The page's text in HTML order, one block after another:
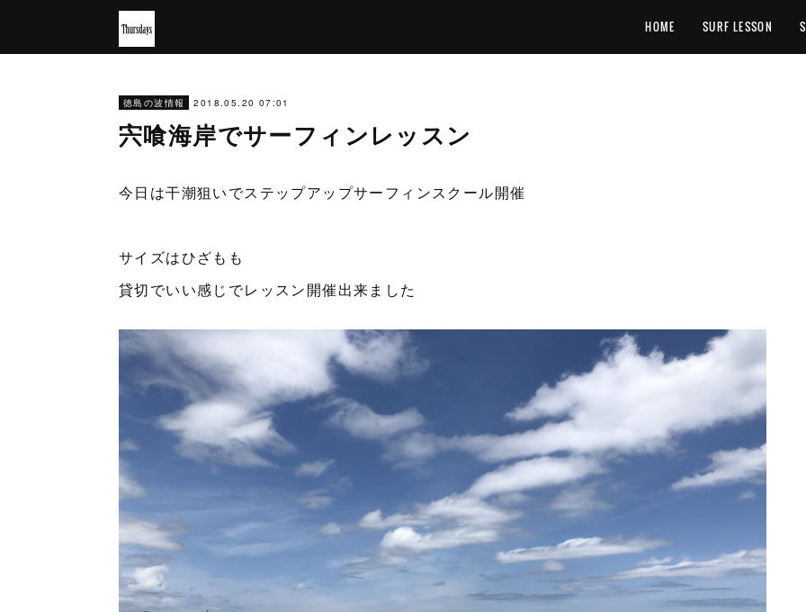
HOME SURF LESSON
徳島の波情報 2018.05.20 07:01
宍喰海岸でサーフィンレッスン
今日は干潮狙いでステップアップサーフィンスクール開催
サイズはひざもも
貸切でいい感じでレッスン開催出来ました